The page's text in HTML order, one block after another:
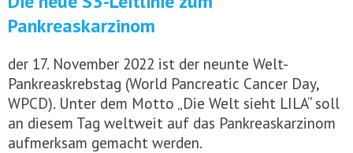
Pankreaskarzinom
der 17. November 2022 ist der neunte Welt-
Pankreaskrebstag (World Pancreatic Cancer Day,
WPCD). Unter dem Motto „Die Welt sieht LILA“ soll
an diesem Tag weltweit auf das Pankreaskarzinom
aufmerksam gemacht werden.